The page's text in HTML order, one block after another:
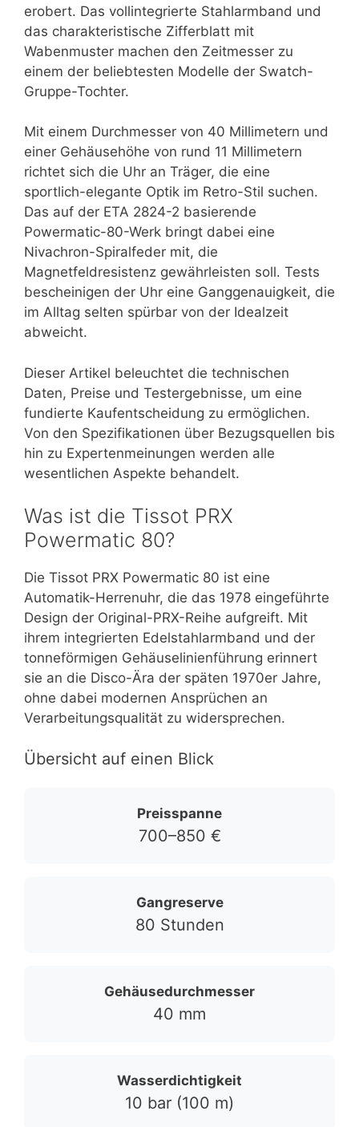
erobert. Das vollintegrierte Stahlarmband und
das charakteristische Zifferblatt mit
Wabenmuster machen den Zeitmesser zu
einem der beliebtesten Modelle der Swatch-
Gruppe-Tochter.
Mit einem Durchmesser von 40 Millimetern und
einer Gehäusehöhe von rund 11 Millimetern
richtet sich die Uhr an Träger, die eine
sportlich-elegante Optik im Retro-Stil suchen.
Das auf der ETA 2824-2 basierende
Powermatic-80-Werk bringt dabei eine
Nivachron-Spiralfeder mit, die
Magnetfeldresistenz gewährleisten soll. Tests
bescheinigen der Uhr eine Ganggenauigkeit, die
im Alltag selten spürbar von der Idealzeit
abweicht.
Dieser Artikel beleuchtet die technischen
Daten, Preise und Testergebnisse, um eine
fundierte Kaufentscheidung zu ermöglichen.
Von den Spezifikationen über Bezugsquellen bis
hin zu Expertenmeinungen werden alle
wesentlichen Aspekte behandelt.
Was ist die Tissot PRX
Powermatic 80?
Die Tissot PRX Powermatic 80 ist eine
Automatik-Herrenuhr, die das 1978 eingeführte
Design der Original-PRX-Reihe aufgreift. Mit
ihrem integrierten Edelstahlarmband und der
tonneförmigen Gehäuselinienführung erinnert
sie an die Disco-Ära der späten 1970er Jahre,
ohne dabei modernen Ansprüchen an
Verarbeitungsqualität zu widersprechen.
Übersicht auf einen Blick
Preisspanne
700–850 €
Gangreserve
80 Stunden
Gehäusedurchmesser
40 mm
Wasserdichtigkeit
10 bar (100 m)